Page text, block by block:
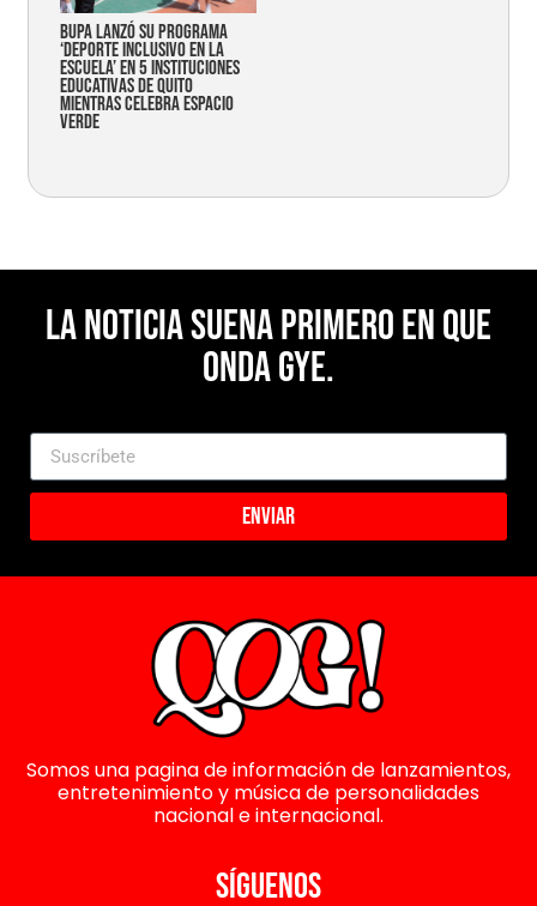
Bupa lanzó su programa
‘Deporte Inclusivo en la
Escuela’ en 5 instituciones
educativas de Quito
mientras celebra espacio
verde
La noticia suena primero en Que
Onda Gye.
Enviar
Somos una pagina de información de lanzamientos,
entretenimiento y música de personalidades
nacional e internacional.
SÍGUENOS